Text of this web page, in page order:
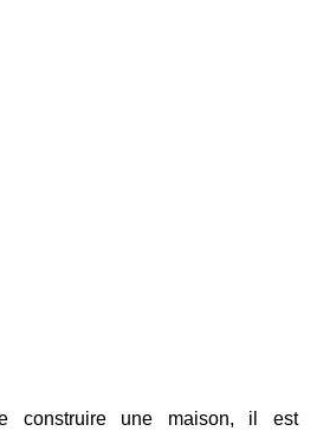
construire une maison, il est